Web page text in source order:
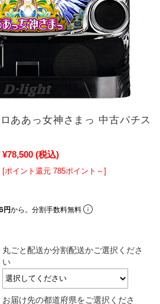
ああっ女神さまっ 中古パチス
¥78,500 (税込)
[ポイント還元 785ポイント～]
円から。分割手数料無料
丸ごと配送か分割配送かご選択くださ
い
お届け先の都道府県をご選択くださ